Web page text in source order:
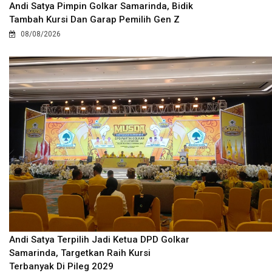
Andi Satya Pimpin Golkar Samarinda, Bidik
Tambah Kursi Dan Garap Pemilih Gen Z
08/08/2026
Andi Satya Terpilih Jadi Ketua DPD Golkar
Samarinda, Targetkan Raih Kursi
Terbanyak Di Pileg 2029